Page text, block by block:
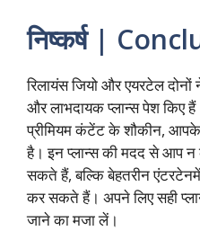
निष्कर्ष |
रिलायंस जियो और एयरटेल
और लाभदायक प्लान्स पेश किए
प्रीमियम कंटेंट के शौकीन, आपके
है। इन प्लान्स की मदद से आप
सकते हैं, बल्कि बेहतरीन
कर सकते हैं। अपने लिए सही
जाने का मजा लें।